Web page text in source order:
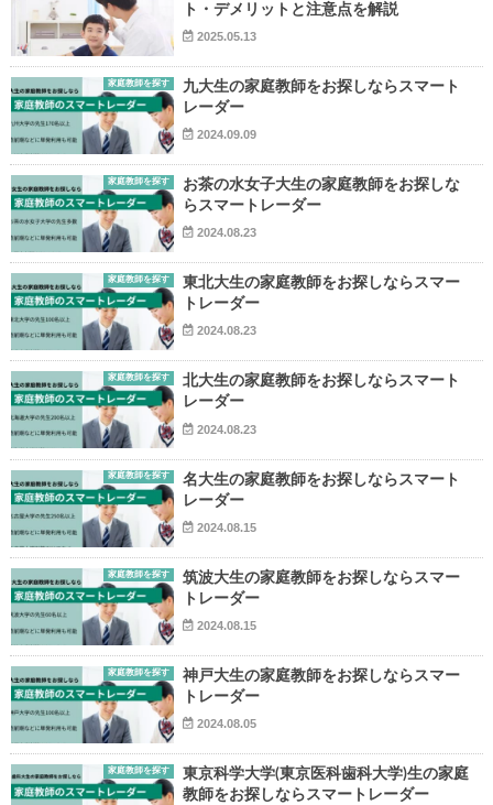
▶
▶
ト・デメリットと注意点を解説
2025.05.13
家庭教師を探す
九大生の家庭教師をお探しならスマート
レーダー
2024.09.09
家庭教師を探す
お茶の水女子大生の家庭教師をお探しな
らスマートレーダー
2024.08.23
家庭教師を探す
東北大生の家庭教師をお探しならスマー
トレーダー
2024.08.23
家庭教師を探す
北大生の家庭教師をお探しならスマート
レーダー
2024.08.23
家庭教師を探す
名大生の家庭教師をお探しならスマート
レーダー
2024.08.15
家庭教師を探す
筑波大生の家庭教師をお探しならスマー
トレーダー
2024.08.15
家庭教師を探す
神戸大生の家庭教師をお探しならスマー
トレーダー
2024.08.05
家庭教師を探す
東京科学大学(東京医科歯科大学)生の家庭
教師をお探しならスマートレーダー